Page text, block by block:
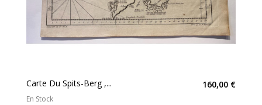
Carte Du Spits-Berg ,... 160,00 €
En Stock